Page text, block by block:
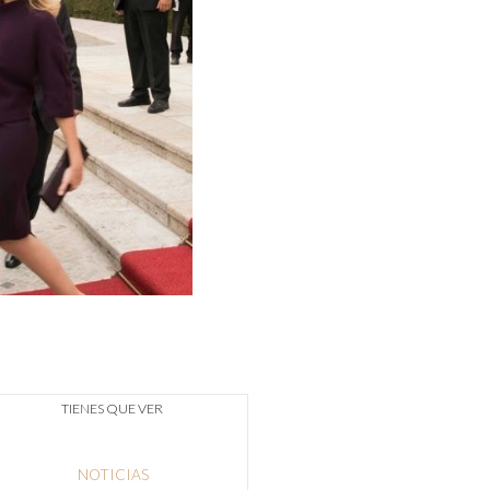
TIENES QUE VER
NOTICIAS